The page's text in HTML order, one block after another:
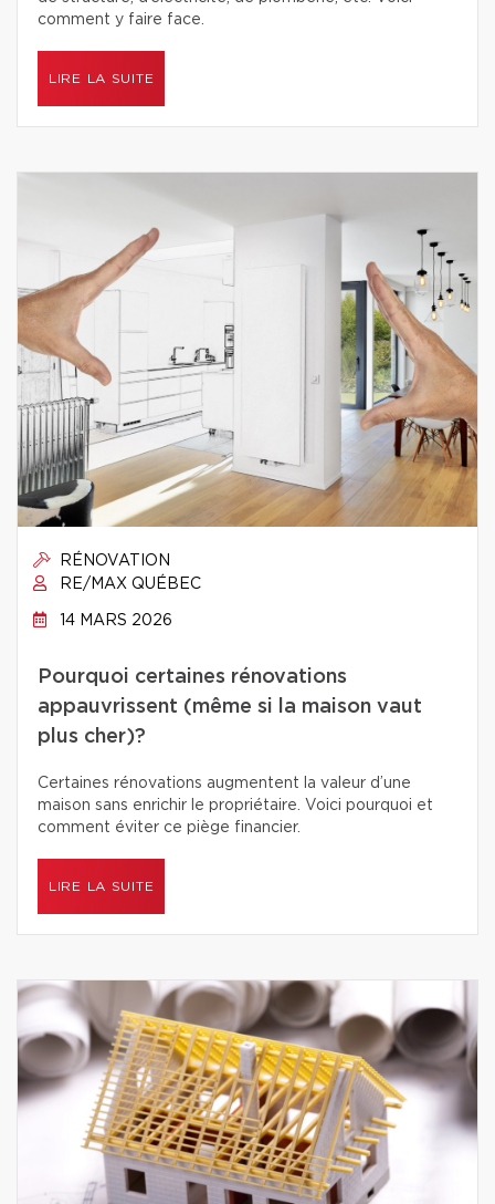
comment y faire face.
LIRE LA SUITE
RÉNOVATION
RE/MAX QUÉBEC
14 MARS 2026
Pourquoi certaines rénovations
appauvrissent (même si la maison vaut
plus cher)?
Certaines rénovations augmentent la valeur d’une
maison sans enrichir le propriétaire. Voici pourquoi et
comment éviter ce piège financier.
LIRE LA SUITE